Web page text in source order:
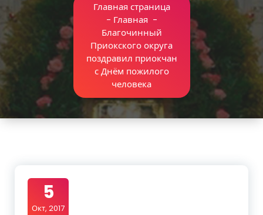
Главная страница
- Главная-
Благочинный
Приокского округа
поздравил приокчан
с Днём пожилого
человека
5
Окт, 2017